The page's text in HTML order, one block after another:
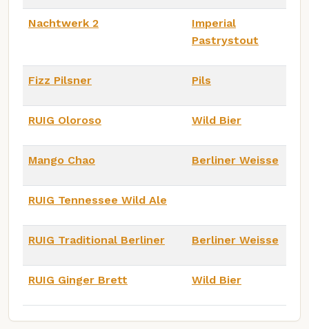
Nachtwerk 2
Imperial
Pastrystout
Fizz Pilsner Pils
RUIG Oloroso Wild Bier
Mango Chao Berliner Weisse
RUIG Tennessee Wild Ale
RUIG Traditional Berliner Berliner Weisse
RUIG Ginger Brett Wild Bier